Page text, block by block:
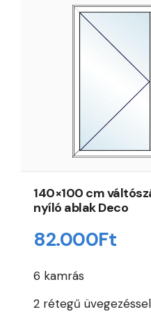
140×100 cm
nyíló ablak Deco
82.000Ft
6 kamrás
2 rétegű üvegezéssel